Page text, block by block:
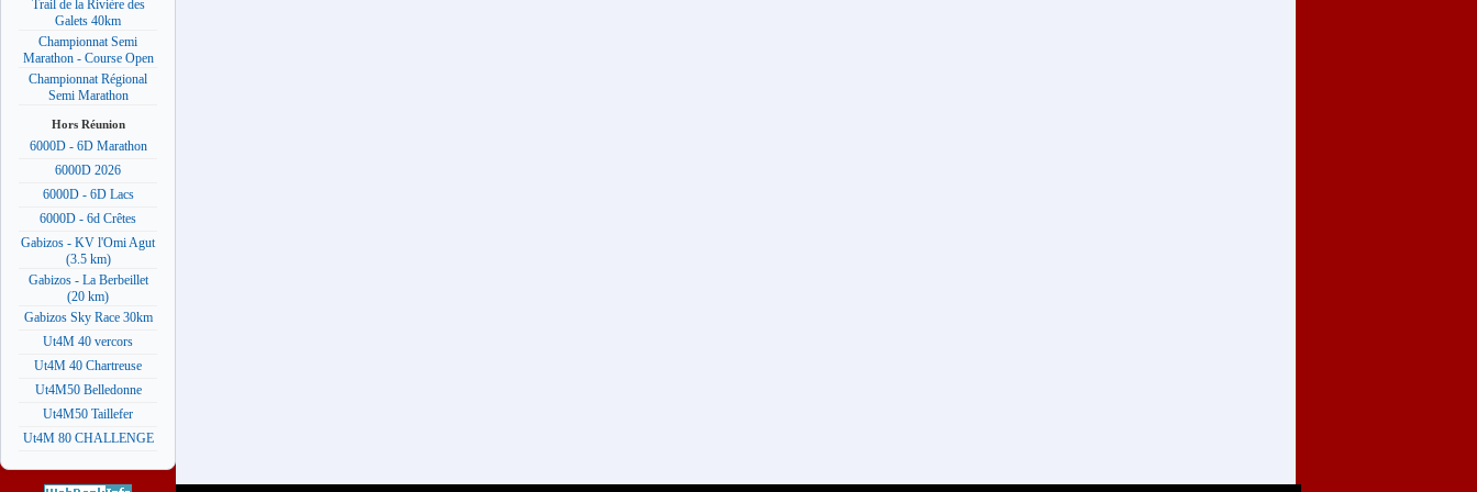
Trail de la Rivière des
Galets 40km
Championnat Semi
Marathon - Course Open
Championnat Régional
Semi Marathon
Hors Réunion
6000D - 6D Marathon
6000D 2026
6000D - 6D Lacs
6000D - 6d Crêtes
Gabizos - KV l'Omi Agut
(3.5 km)
Gabizos - La Berbeillet
(20 km)
Gabizos Sky Race 30km
Ut4M 40 vercors
Ut4M 40 Chartreuse
Ut4M50 Belledonne
Ut4M50 Taillefer
Ut4M 80 CHALLENGE